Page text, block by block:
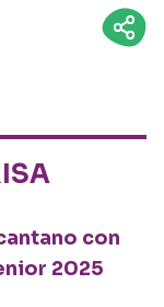
con
2025